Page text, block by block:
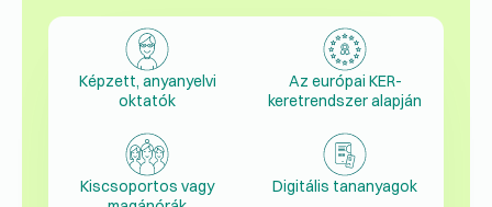
Képzett, anyanyelvi
oktatók
Az európai KER-
keretrendszer alapján
Kiscsoportos vagy
Digitális tananyagok